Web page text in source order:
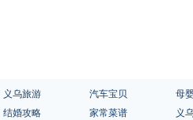
义乌旅游 汽车宝贝 母
结婚攻略 家常菜谱 义